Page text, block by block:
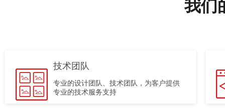
我们
技术团队
专业的设计团队、技术团队，为客户提供
专业的技术服务支持